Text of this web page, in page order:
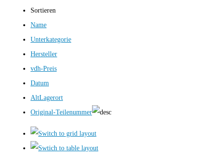
Sortieren
Name
Unterkategorie
Hersteller
vdh-Preis
Datum
AltLagerort
Original-Teilenummer